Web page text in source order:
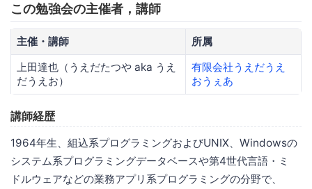
この勉強会の主催者，講師
主催・講師
所属
上田達也（うえだたつや aka うえ
だうえお）
有限会社うえだうえ
おうぇあ
講師経歴
1964年生、組込系プログラミングおよびUNIX、Windowsの
システム系プログラミングデータベースや第4世代言語・ミ
ドルウェアなどの業務アプリ系プログラミングの分野で、